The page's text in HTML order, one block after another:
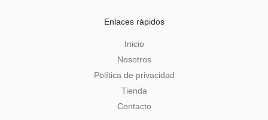
Enlaces rápidos
Inicio
Nosotros
Política de privacidad
Tienda
Contacto